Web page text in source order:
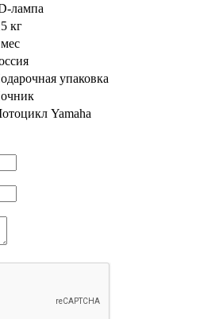
лампа
кг
упаковка
Yamaha